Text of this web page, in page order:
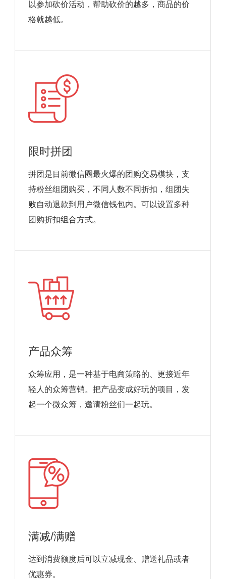
以参加砍价活动，帮助砍价的越多，商品的价
格就越低。
限时拼团
拼团是目前微信圈最火爆的团购交易模块，支
持粉丝组团购买，不同人数不同折扣，组团失
败自动退款到用户微信钱包内。可以设置多种
团购折扣组合方式。
产品众筹
众筹应用，是一种基于电商策略的、更接近年
轻人的众筹营销。把产品变成好玩的项目，发
起一个微众筹，邀请粉丝们一起玩。
满减/满赠
达到消费额度后可以立减现金、赠送礼品或者
优惠券。